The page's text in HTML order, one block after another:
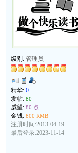
级别: 管理员
精华: 0
发帖: 80
威望: 80 点
金钱: 800 RMB
注册时间:2013-04-19
最后登录:2023-11-14